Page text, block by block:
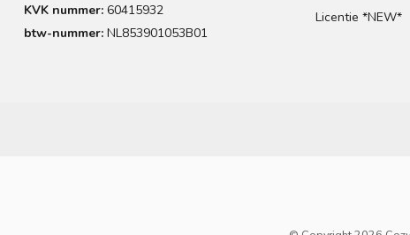
KVK nummer: 60415932
btw-nummer: NL853901053B01
Licentie *NEW*